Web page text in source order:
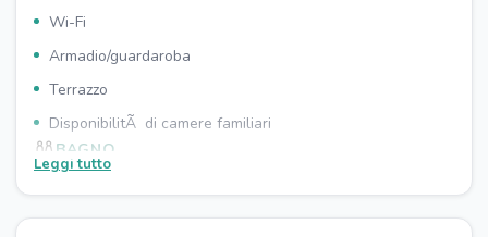
Wi-Fi
Armadio/guardaroba
Terrazzo
DisponibilitÃ di camere familiari
BAGNO
Asciugacapelli
Leggi tutto